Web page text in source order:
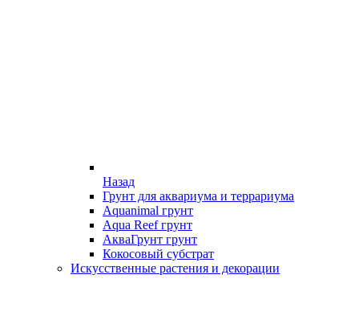
Назад
Грунт для аквариума и террариума
Aquanimal грунт
Aqua Reef грунт
АкваГрунт грунт
Кокосовый субстрат
Искусственные растения и декорации